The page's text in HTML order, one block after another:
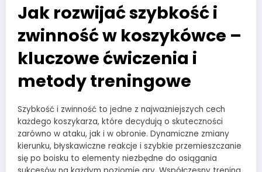
Jak rozwijać szybkość i
zwinność w koszykówce –
kluczowe ćwiczenia i
metody treningowe
Szybkość i zwinność to jedne z najważniejszych cech
każdego koszykarza, które decydują o skuteczności
zarówno w ataku, jak i w obronie. Dynamiczne zmiany
kierunku, błyskawiczne reakcje i szybkie przemieszczanie
się po boisku to elementy niezbędne do osiągania